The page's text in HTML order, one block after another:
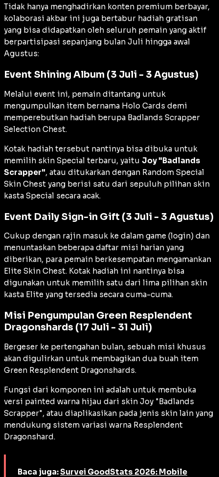
Tidak hanya menghadirkan konten premium berbayar,
kolaborasi akbar ini juga bertabur hadiah gratisan
yang bisa didapatkan oleh seluruh pemain yang aktif
berpartisipasi sepanjang bulan Juli hingga awal
Agustus:
Event Shining Album (3 Juli - 3 Agustus)
Melalui event ini, pemain ditantang untuk
mengumpulkan item bernama Holo Cards demi
memperebutkan hadiah berupa Badlands Scrapper
Selection Chest.
Kotak hadiah tersebut nantinya bisa dibuka untuk
memilih skin Special terbaru, yaitu Joy "Badlands
Scrapper", atau ditukarkan dengan Random Special
Skin Chest yang berisi satu dari sepuluh pilihan skin
kasta Special secara acak.
Event Daily Sign-in Gift (3 Juli - 3 Agustus)
Cukup dengan rajin masuk ke dalam game (login) dan
menuntaskan beberapa daftar misi harian yang
diberikan, para pemain berkesempatan mengamankan
Elite Skin Chest. Kotak hadiah ini nantinya bisa
digunakan untuk memilih satu dari lima pilihan skin
kasta Elite yang tersedia secara cuma-cuma.
Misi Pengumpulan Green Resplendent
Dragonshards (17 Juli - 31 Juli)
Bergeser ke pertengahan bulan, sebuah misi khusus
akan digulirkan untuk membagikan dua buah item
Green Resplendent Dragonshards.
Fungsi dari komponen ini adalah untuk membuka
versi painted warna hijau dari skin Joy "Badlands
Scrapper", atau diaplikasikan pada jenis skin lain yang
mendukung sistem variasi warna Resplendent
Dragonshard.
Baca juga:Survei GoodStats 2026: Mobile